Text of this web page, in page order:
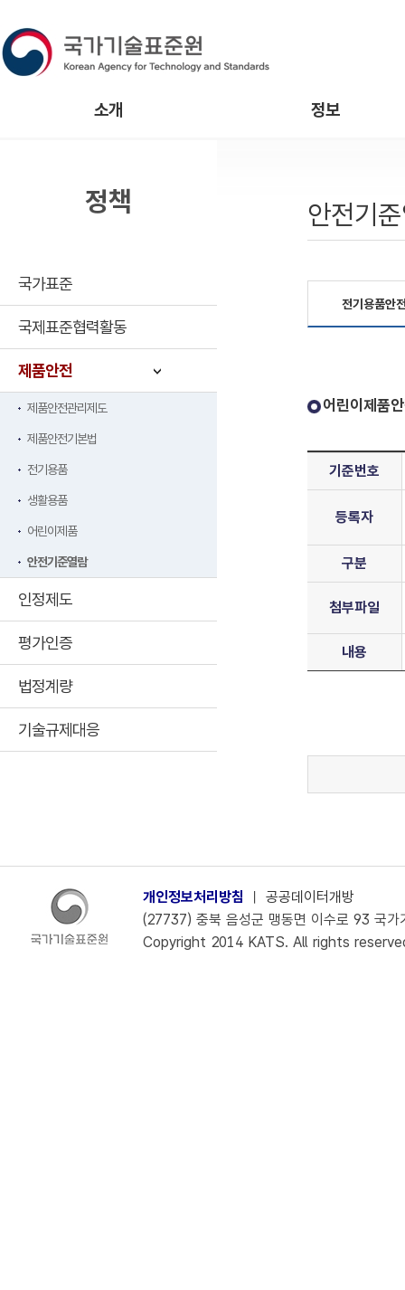
소개 정보
안전기
전기용품안
어린이제품
기준번호
등록자
구분
첨부파일
내용
정책
국가표준
국제표준협력활동
제품안전
제품안전관리제도
제품안전기본법
전기용품
생활용품
어린이제품
안전기준열람
인정제도
평가인증
법정계량
기술규제대응
개인정보처리방침 ㅣ 공공데이터개방
(27737) 충북 음성군 맹동면 이수로 93 국
Copyright 2014 KATS. All rights